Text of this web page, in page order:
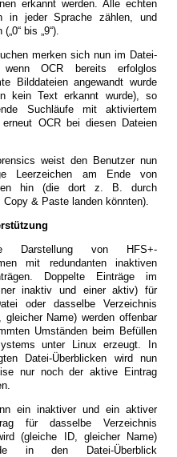
erkannt werden. Alle echten
in jeder Sprache zählen, und
bis „9“).
merken sich nun im Datei-
wenn OCR bereits erfolglos
Bilddateien angewandt wurde
kein Text erkannt wurde), so
Suchläufe mit aktiviertem
OCR bei diesen Dateien
weist den Benutzer nun
Leerzeichen am Ende von
hin (die dort z. B. durch
Copy & Paste landen könnten).
Darstellung von HFS+-
mit redundanten inaktiven
Doppelte Einträge im
inaktiv und einer aktiv) für
oder dasselbe Verzeichnis
gleicher Name) werden offenbar
Umständen beim Befüllen
unter Linux erzeugt. In
Datei-Überblicken wird nun
nur noch der aktive Eintrag
ein inaktiver und ein aktiver
für dasselbe Verzeichnis
(gleiche ID, gleicher Name)
in den Datei-Überblick